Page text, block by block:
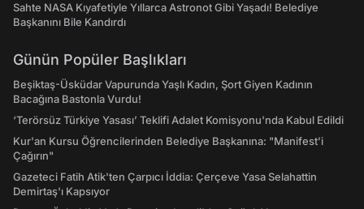
Sahte NASA Kıyafetiyle Yıllarca Astronot Gibi Yaşadı! Belediye
Başkanını Bile Kandırdı
Günün Popüler Başlıkları
Beşiktaş-Üsküdar Vapurunda Yaşlı Kadın, Şort Giyen Kadının
Bacağına Bastonla Vurdu!
‘Terörsüz Türkiye Yasası’ Teklifi Adalet Komisyonu'nda Kabul Edildi
Kur'an Kursu Öğrencilerinden Belediye Başkanına: "Manifest’i
Çağırın"
Gazeteci Fatih Atik'ten Çarpıcı İddia: Çerçeve Yasa Selahattin
Demirtaş'ı Kapsıyor